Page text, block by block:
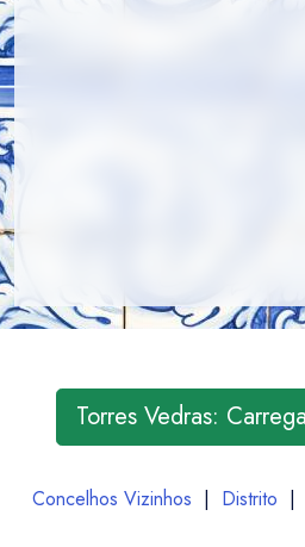
Entrar / Criar Conta
Torres Vedras:
Concelhos Vizinhos | Distrito |